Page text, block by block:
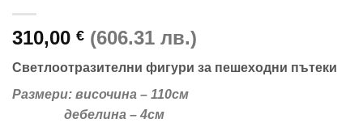
310,00 € (606.31 лв.)
Светлоотразителни фигури за пешеходни пътеки
Размери: височина – 110см
дебелина – 4см